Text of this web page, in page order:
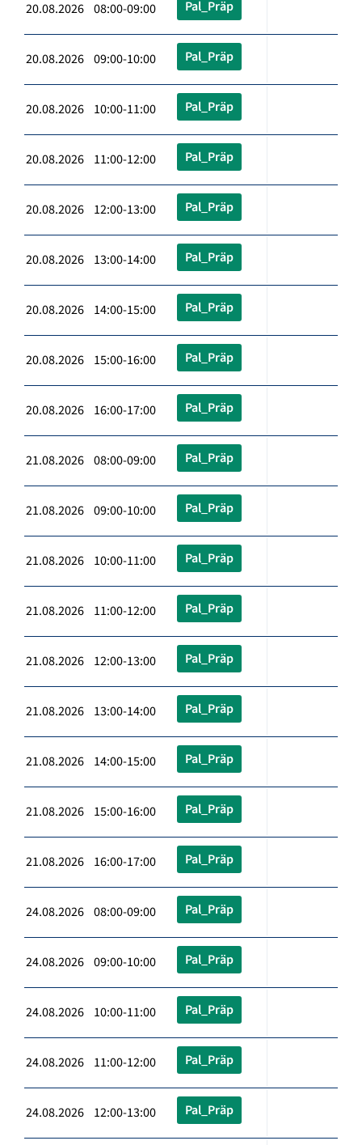
20.08.2026 08:00-09:00 Pal_Präp
20.08.2026 09:00-10:00 Pal_Präp
20.08.2026 10:00-11:00 Pal_Präp
20.08.2026 11:00-12:00 Pal_Präp
20.08.2026 12:00-13:00 Pal_Präp
20.08.2026 13:00-14:00 Pal_Präp
20.08.2026 14:00-15:00 Pal_Präp
20.08.2026 15:00-16:00 Pal_Präp
20.08.2026 16:00-17:00 Pal_Präp
21.08.2026 08:00-09:00 Pal_Präp
21.08.2026 09:00-10:00 Pal_Präp
21.08.2026 10:00-11:00 Pal_Präp
21.08.2026 11:00-12:00 Pal_Präp
21.08.2026 12:00-13:00 Pal_Präp
21.08.2026 13:00-14:00 Pal_Präp
21.08.2026 14:00-15:00 Pal_Präp
21.08.2026 15:00-16:00 Pal_Präp
21.08.2026 16:00-17:00 Pal_Präp
24.08.2026 08:00-09:00 Pal_Präp
24.08.2026 09:00-10:00 Pal_Präp
24.08.2026 10:00-11:00 Pal_Präp
24.08.2026 11:00-12:00 Pal_Präp
24.08.2026 12:00-13:00 Pal_Präp